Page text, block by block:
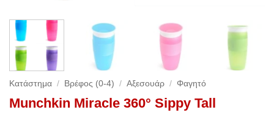
Κατάστημα / Βρέφος (0-4) / Αξεσουάρ / Φαγητό
Munchkin Miracle 360° Sippy Tall